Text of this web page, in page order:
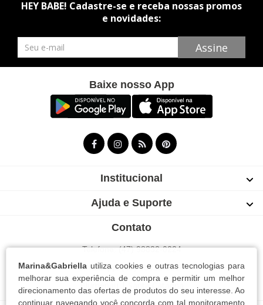
Marina&Gabriella utiliza cookies e outras tecnologias para
melhorar sua experiência de compra e permitir um melhor
direcionamento das ofertas de produtos do seu interesse. Ao
continuar navegando você concorda com tal monitoramento
HEY BABE! Cadastre-se e receba nossas promos
e novidades:
Newsletter Assine
Baixe nosso App
Institucional
Ajuda e Suporte
Contato
Telefone: (47) 98832-0224
WhatsApp: (47) 98832-0224
Blumenau | Santa Catarina